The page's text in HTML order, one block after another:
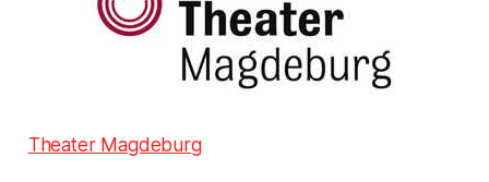
Theater Magdeburg